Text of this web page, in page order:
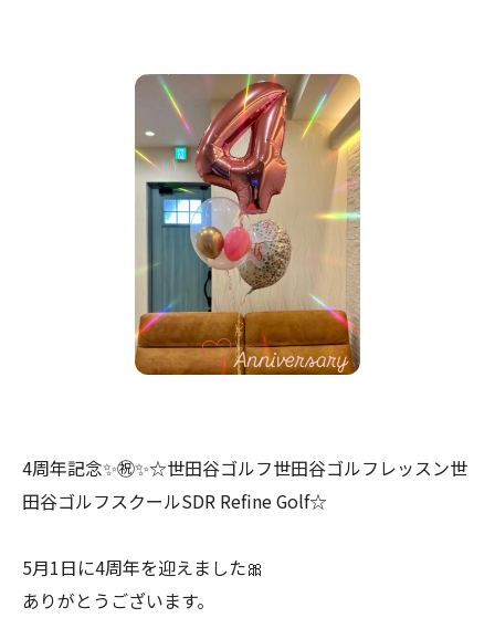
4周年記念✨㊗️✨☆世田谷ゴルフ世田谷ゴルフレッスン世
田谷ゴルフスクールSDR Refine Golf☆
5月1日に4周年を迎えました🎀
ありがとうございます。